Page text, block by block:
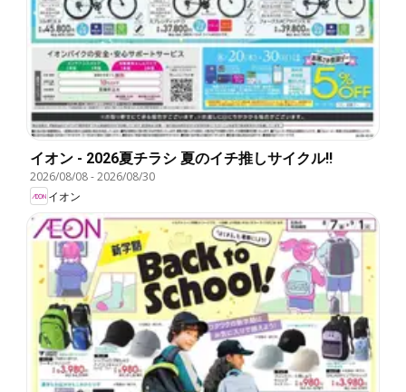
イオン - 2026夏チラシ 夏のイチ推しサイクル!!
2026/08/08-2026/08/30
イオン